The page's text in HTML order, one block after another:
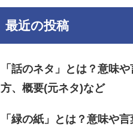
最近の投稿
「話のネタ」とは？意味
方、概要(元ネタ)など
「緑の紙」とは？意味や言